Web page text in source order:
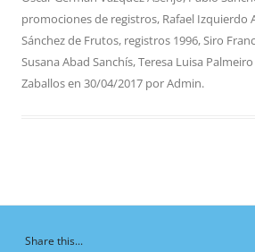
promociones de registros, Rafael Izquierdo
Sánchez de Frutos, registros 1996,Siro
Susana Abad Sanchís,Teresa Luisa
Zaballosen 30/04/2017 porAdmin.
Share this...